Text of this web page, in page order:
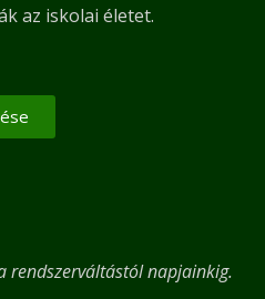
az iskolai életet.
rendszerváltástól napjainkig.